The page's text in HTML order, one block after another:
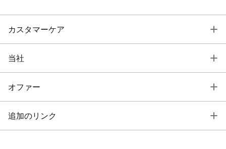
カスタマーケア
当社
オファー
追加のリンク